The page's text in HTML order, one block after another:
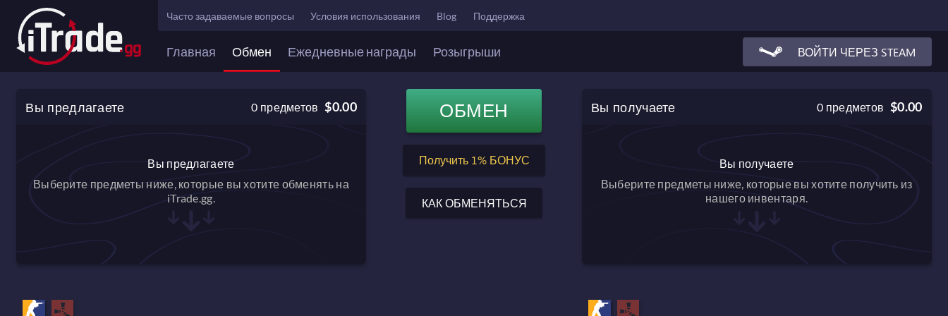
Часто задаваемые вопросы Условия использования Blog Поддержка
Главная Обмен Ежедневные награды Розыгрыши ВОЙТИ ЧЕРЕЗ STEAM
Вы предлагаете 0 предметов $0.00
Вы предлагаете
Выберите предметы ниже, которые вы хотите обменять на
iTrade.gg.
ОБМЕН
Баланс после обмена
Получить 1% БОНУС
КАК ОБМЕНЯТЬСЯ
Вы получаете 0 предметов $0.00
Вы получаете
Выберите предметы ниже, которые вы хотите получить из
нашего инвентаря.